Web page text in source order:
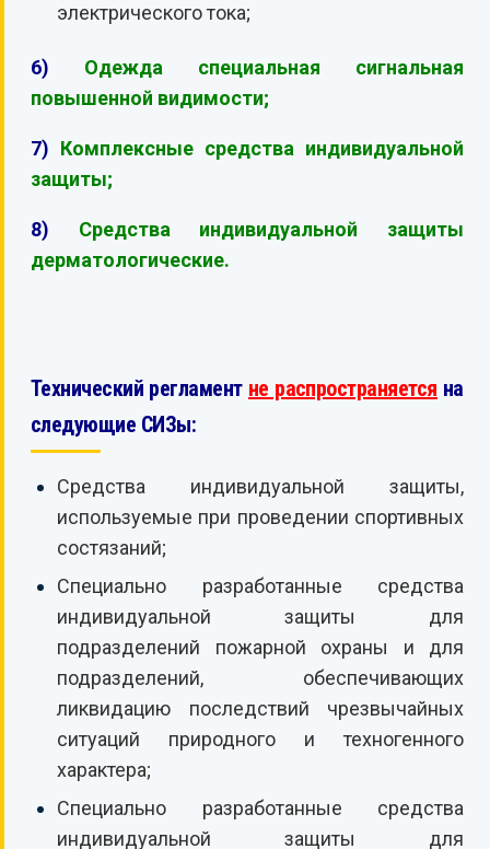
электрического тока;
6)
Одежда специальная сигнальная
повышенной видимости;
7) Комплексные средства индивидуальной
защиты;
8)
Средства индивидуальной защиты
дерматологические.
Технический регламент не распространяется на
следующие СИЗы:
Средства индивидуальной защиты,
используемые при проведении спортивных
состязаний;
Специально разработанные средства
индивидуальной защиты для
подразделений пожарной охраны и для
подразделений, обеспечивающих
ликвидацию последствий чрезвычайных
ситуаций природного и техногенного
характера;
Специально разработанные средства
индивидуальной защиты для